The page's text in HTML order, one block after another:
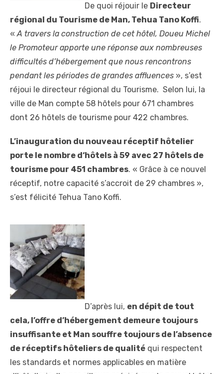
De quoi réjouir le Directeur
régional du Tourisme de Man, Tehua Tano Koffi.
« A travers la construction de cet hôtel, Doueu Michel
le Promoteur apporte une réponse aux nombreuses
difficultés d’hébergement que nous rencontrons
pendant les périodes de grandes affluences », s’est
réjoui le directeur régional du Tourisme. Selon lui, la
ville de Man compte 58 hôtels pour 671 chambres
dont 26 hôtels de tourisme pour 422 chambres.
L’inauguration du nouveau réceptif hôtelier
porte le nombre d‘hôtels à 59 avec 27 hôtels de
tourisme pour 451 chambres. « Grâce à ce nouvel
réceptif, notre capacité s’accroit de 29 chambres »,
s’est félicité Tehua Tano Koffi.
D’après lui, en dépit de tout
cela, l’offre d’hébergement demeure toujours
insuffisante et Man souffre toujours de l’absence
de réceptifs hôteliers de qualité qui respectent
les standards et normes applicables en matière